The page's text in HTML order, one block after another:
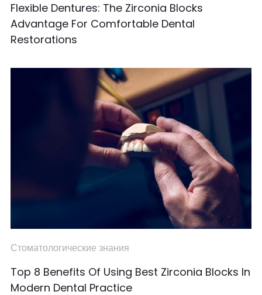
Flexible Dentures: The Zirconia Blocks
Advantage For Comfortable Dental
Restorations
Стоматологические знания
Top 8 Benefits Of Using Best Zirconia Blocks In
Modern Dental Practice